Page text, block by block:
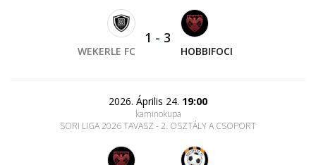
WEKERLE FC
1 - 3
HOBBIFOCI
2026. Április 24. 19:00
kaminokupa
SORI LIGA 2026 TAVASZ - 2. OSZTÁLY A CSOPORT